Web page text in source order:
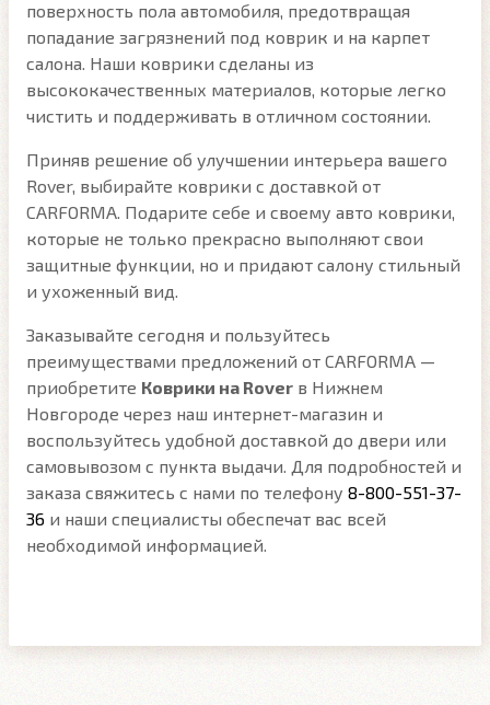
поверхность пола автомобиля, предотвращая
попадание загрязнений под коврик и на карпет
салона. Наши коврики сделаны из
высококачественных материалов, которые легко
чистить и поддерживать в отличном состоянии.
Приняв решение об улучшении интерьера вашего
Rover, выбирайте коврики с доставкой от
CARFORMA. Подарите себе и своему авто коврики,
которые не только прекрасно выполняют свои
защитные функции, но и придают салону стильный
и ухоженный вид.
Заказывайте сегодня и пользуйтесь
преимуществами предложений от CARFORMA —
приобретите Коврики на Rover в Нижнем
Новгороде через наш интернет-магазин и
воспользуйтесь удобной доставкой до двери или
самовывозом с пункта выдачи. Для подробностей и
заказа свяжитесь с нами по телефону 8-800-551-37-
36 и наши специалисты обеспечат вас всей
необходимой информацией.